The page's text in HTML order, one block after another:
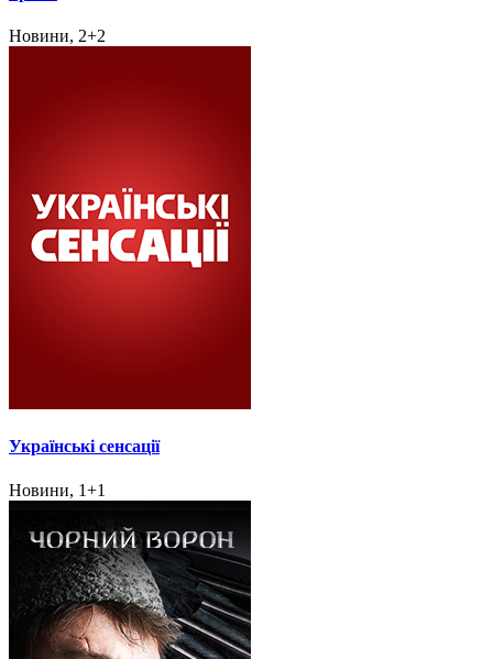
Новини, 2+2
Українські сенсації
Новини, 1+1